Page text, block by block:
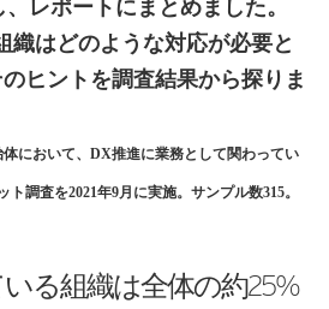
、レポートにまとめました。
織はどのような対応が必要と
ヒントを調査結果から探りま
において、DX推進に業務として関わってい
調査を2021年9月に実施。サンプル数315。
る組織は全体の約25%